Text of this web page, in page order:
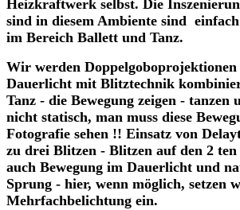
Heizkraftwerk selbst. Die
sind in diesem Ambiente sind
im Bereich Ballett und Tanz.
Wir werden Doppelgoboprojektionen
Dauerlicht mit Blitztechnik
Tanz - die Bewegung zeigen -
nicht statisch, man muss diese
Fotografie sehen !! Einsatz von
zu drei Blitzen - Blitzen auf den 2 ten
auch Bewegung im Dauerlicht und
Sprung - hier, wenn möglich, setzen
Mehrfachbelichtung ein.